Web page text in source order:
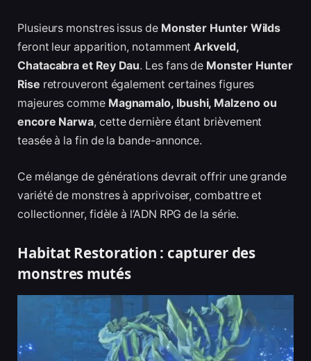
Plusieurs monstres issus de Monster Hunter Wilds
feront leur apparition, notammentArkveld,
Chatacabra et Rey Dau. Les fans de Monster Hunter
Rise retrouveront également certaines figures
majeures comme Magnamalo, Ibushi, Malzeno ou
encore Narwa, cette dernière étant brièvement
teasée à la fin de la bande-annonce.
Ce mélange de générations devrait offrir une grande
variété de monstres à apprivoiser, combattre et
collectionner, fidèle à l’ADN RPG de la série.
Habitat Restoration : capturer des
monstres mutés